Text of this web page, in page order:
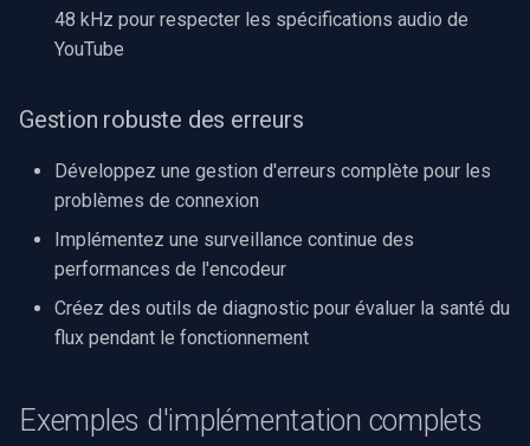
48 kHz pour respecter les spécifications audio de
YouTube
Gestion robuste des erreurs
Développez une gestion d'erreurs complète pour les
problèmes de connexion
Implémentez une surveillance continue des
performances de l'encodeur
Créez des outils de diagnostic pour évaluer la santé du
flux pendant le fonctionnement
Exemples d'implémentation complets